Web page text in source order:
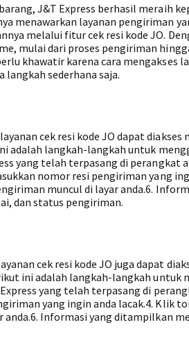
J&T Express berhasil meraih
menawarkan layanan pengiriman
melalui fitur cek resi kode JO.
mulai dari proses pengiriman
khawatir karena cara mengakses
langkah sederhana saja.
cek resi kode JO dapat diakses
adalah langkah-langkah untuk
yang telah terpasang di perangkat
nomor resi pengiriman yang
muncul di layar anda.6.
dan status pengiriman.
cek resi kode JO juga dapat
ini adalah langkah-langkah untuk
yang telah terpasang di
yang ingin anda lacak.4. Klik
anda.6. Informasi yang ditampilkan